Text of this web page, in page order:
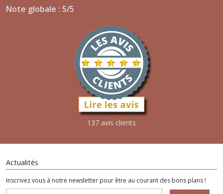
Note globale : 5/5
137 avis clients
Actualités
Inscrivez vous à notre newsletter pour être au courant des bons plans !